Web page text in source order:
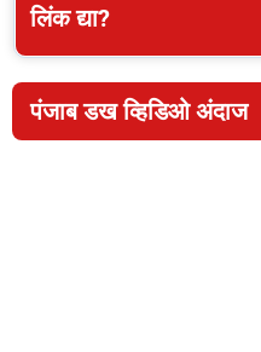
लिंक द्या?
पंजाब डख व्हिडिओ अंदाज